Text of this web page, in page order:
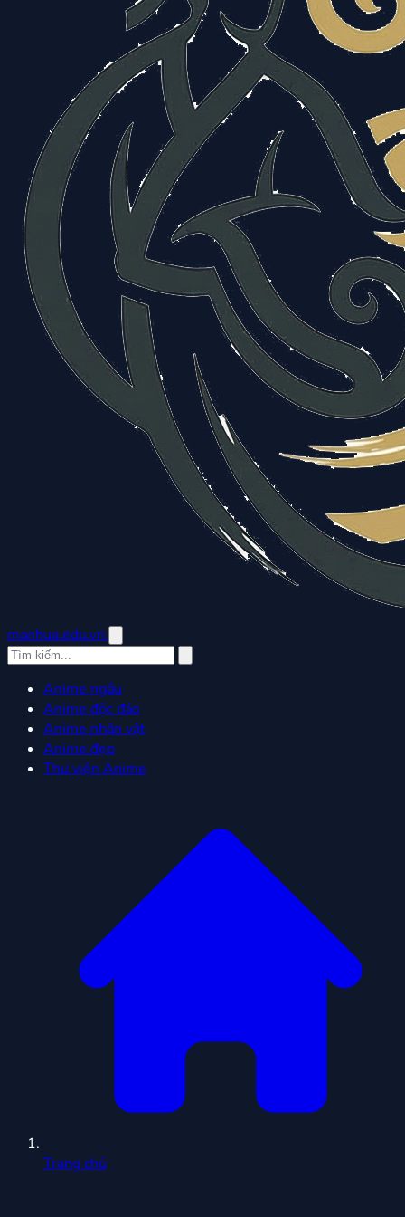
manhua.edu.vn
Anime ngầu
Anime độc đáo
Anime nhân vật
Anime đẹp
Thư viện Anime
Trang chủ